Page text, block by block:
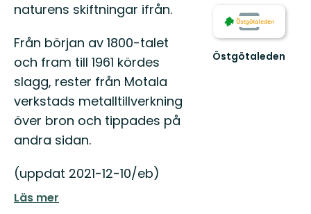
naturens skiftningar ifrån.
Från början av 1800-talet
och fram till 1961 kördes
slagg, rester från Motala
verkstads metalltillverkning
över bron och tippades på
andra sidan.
(uppdat 2021-12-10/eb)
Läs mer
Östgötaleden